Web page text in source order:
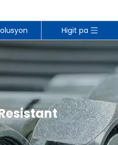
Higit pa